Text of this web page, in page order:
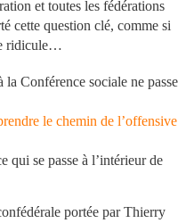
et toutes les fédérations
cette question clé, comme si
ridicule…
Conférence sociale ne passe
le chemin de l’offensive
qui se passe à l’intérieur de
portée par Thierry